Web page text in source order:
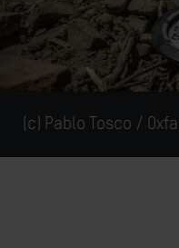
(c) Pablo Tosco /